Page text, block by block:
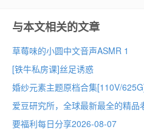
与本文相关的文章
草莓味的小圆中文音声ASMR 1
[铁牛私房课]丝足诱惑
婚纱元素主题原档合集[110V/
要福利每日分享2026-08-07